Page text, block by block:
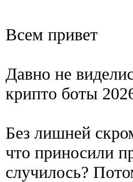
Всем привет
Давно не
крипто боты
Без лишней
что приносили
случилось?